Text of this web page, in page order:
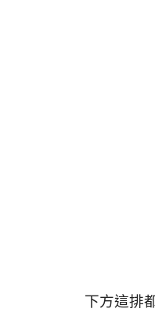
下方這排